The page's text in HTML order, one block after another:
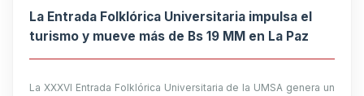
La Entrada Folklórica Universitaria impulsa el
turismo y mueve más de Bs 19 MM en La Paz
La XXXVI Entrada Folklórica Universitaria de la UMSA genera un